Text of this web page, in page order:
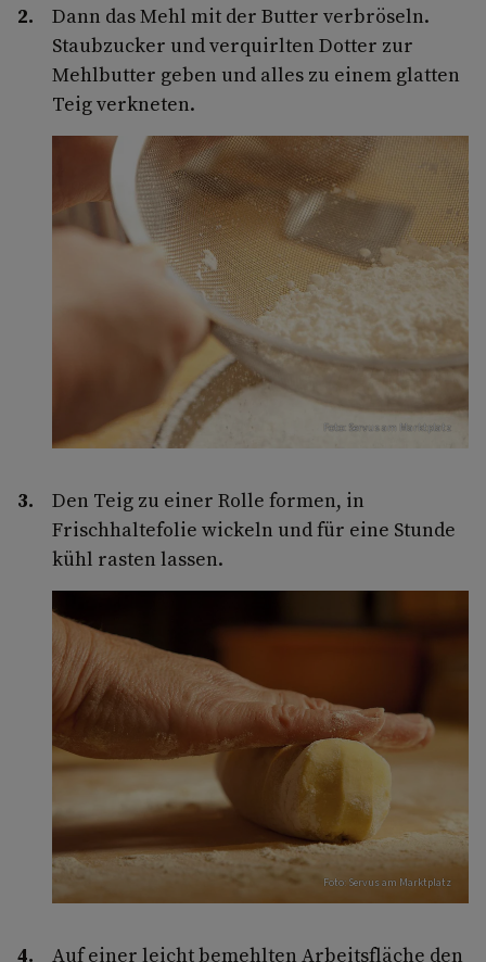
Dann das Mehl mit der Butter verbröseln.
Staubzucker und verquirlten Dotter zur
Mehlbutter geben und alles zu einem glatten
Teig verkneten.
Foto: Servus am Marktplatz
Den Teig zu einer Rolle formen, in
Frischhaltefolie wickeln und für eine Stunde
kühl rasten lassen.
Foto: Servus am Marktplatz
Auf einer leicht bemehlten Arbeitsfläche den